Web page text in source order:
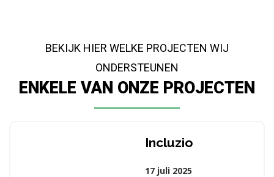
BEKIJK HIER WELKE PROJECTEN WIJ
ONDERSTEUNEN
ENKELE VAN ONZE PROJECTEN
Incluzio
17 juli 2025